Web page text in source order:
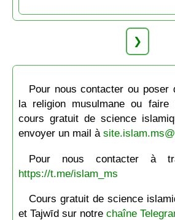
❯
Pour nous contacter ou poser
la religion musulmane ou faire
cours gratuit de science
envoyer un mail à
Pour nous contacter à
https://t.me/islam_ms
Cours gratuit de science
et Tajwīd sur notre chaîne